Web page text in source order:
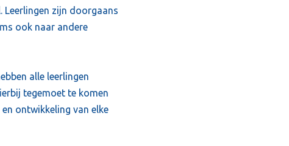
Leerlingen zijn doorgaans
ook naar andere
alle leerlingen
tegemoet te komen
ontwikkeling van elke